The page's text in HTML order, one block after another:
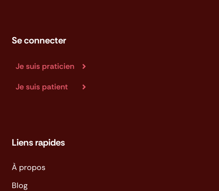
Se connecter
Je suis praticien
Je suis patient
Liens rapides
À propos
Blog